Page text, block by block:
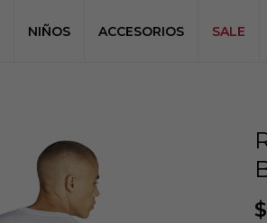
NIÑOS ACCESORIOS SALE
$